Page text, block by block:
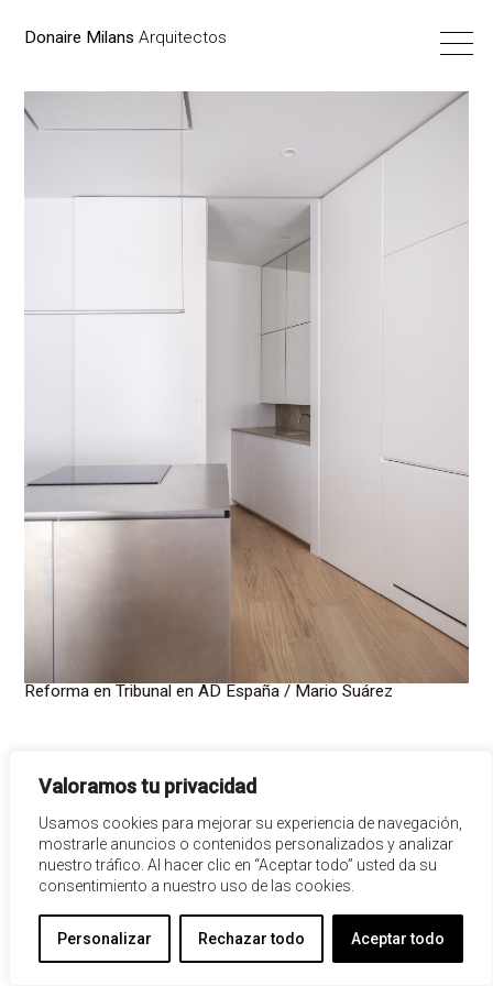
Valoramos tu privacidad
Usamos cookies para mejorar su experiencia de navegación,
mostrarle anuncios o contenidos personalizados y analizar
nuestro tráfico. Al hacer clic en “Aceptar todo” usted da su
consentimiento a nuestro uso de las cookies.
Personalizar Rechazar todo Aceptar todo
Donaire Milans Arquitectos
Reforma en Tribunal en AD España / Mario Suárez